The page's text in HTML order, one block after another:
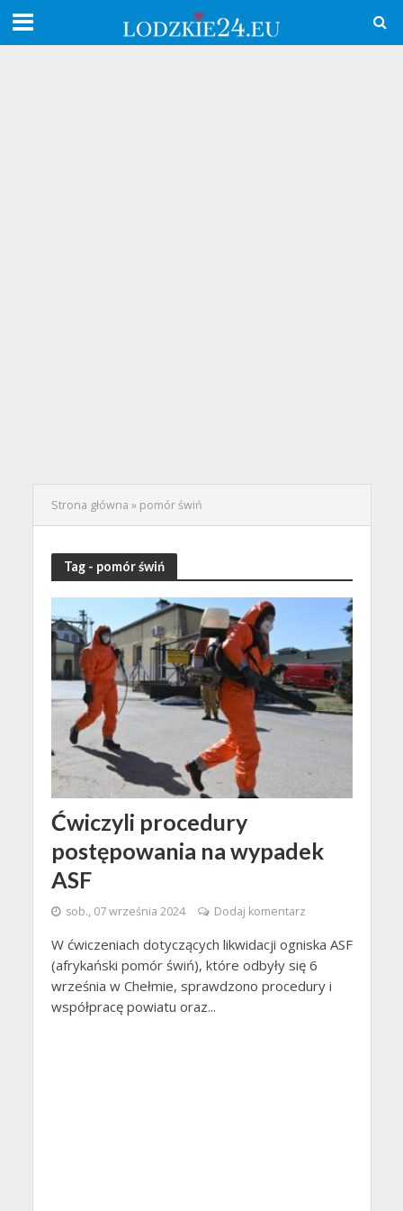
Strona główna » pomór świń
Tag - pomór świń
Ćwiczyli procedury
postępowania na wypadek
ASF
sob., 07 września 2024 Dodaj komentarz
W ćwiczeniach dotyczących likwidacji ogniska ASF
(afrykański pomór świń), które odbyły się 6
września w Chełmie, sprawdzono procedury i
współpracę powiatu oraz...